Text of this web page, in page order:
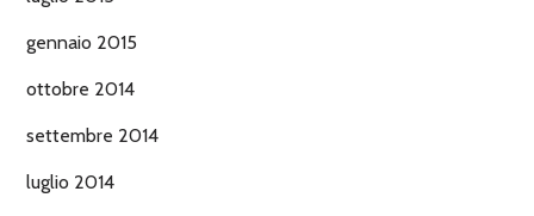
gennaio 2015
ottobre 2014
settembre 2014
luglio 2014